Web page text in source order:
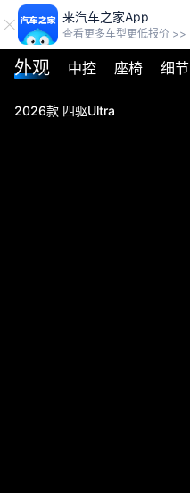
来汽车之家App
查看更多车型更低报价 >>
外观 中控 座椅 细节
2026款 四驱Ultra